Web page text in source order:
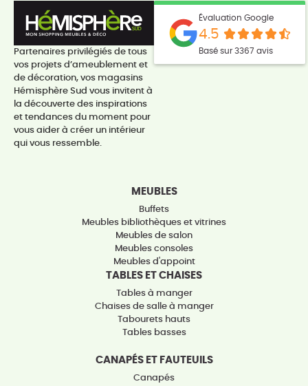
Partenaires privilégiés de tous
vos projets d’ameublement et
de décoration, vos magasins
Hémisphère Sud vous invitent à
la découverte des inspirations
et tendances du moment pour
vous aider à créer un intérieur
qui vous ressemble.
Évaluation Google
4.5
Basé sur 3367 avis
MEUBLES
Buffets
Meubles bibliothèques et vitrines
Meubles de salon
Meubles consoles
Meubles d'appoint
TABLES ET CHAISES
Tables à manger
Chaises de salle à manger
Tabourets hauts
Tables basses
CANAPÉS ET FAUTEUILS
Canapés